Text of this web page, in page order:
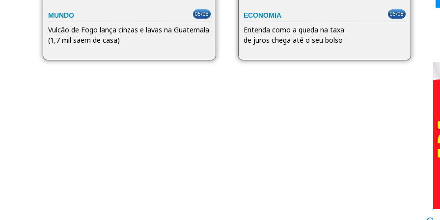
MUNDO 05/08
Vulcão de Fogo lança cinzas e lavas na Guatemala
(1,7 mil saem de casa)
ECONOMIA 06/08
Entenda como a queda na taxa
de juros chega até o seu bolso